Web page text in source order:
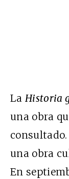
LaHistoria
una obra
una obra
En